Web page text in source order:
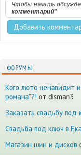
Чтобы начать
комментарий"
ФОРУМЫ
Кого люто ненавидит
романа"?! от disman3
Заказать свадьбу под
Cвадьба под ключ в
Магазин шин и дисков